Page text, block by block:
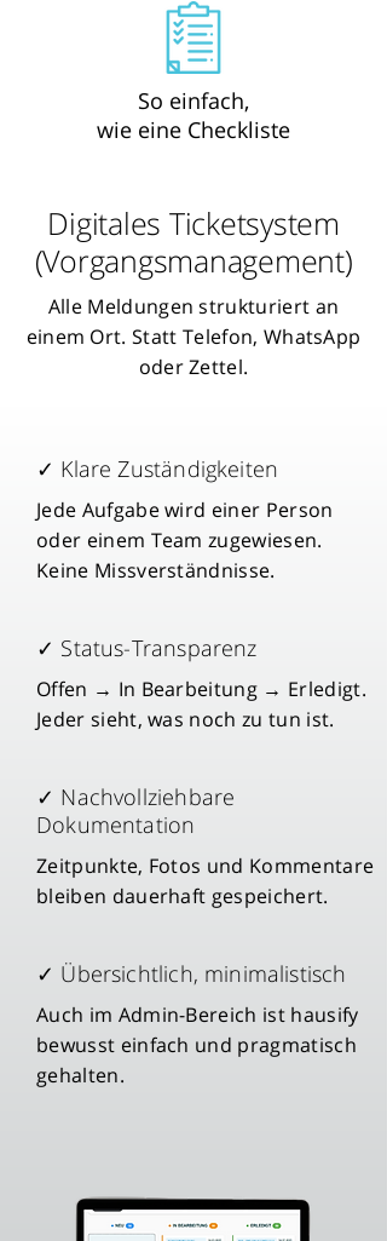
So einfach,
wie eine Checkliste
Digitales Ticketsystem
(Vorgangsmanagement)
Alle Meldungen strukturiert an
einem Ort. Statt Telefon, WhatsApp
oder Zettel.
✓ Klare Zuständigkeiten
Jede Aufgabe wird einer Person
oder einem Team zugewiesen.
Keine Missverständnisse.
✓ Status-Transparenz
Offen → In Bearbeitung → Erledigt.
Jeder sieht, was noch zu tun ist.
✓ Nachvollziehbare
Dokumentation
Zeitpunkte, Fotos und Kommentare
bleiben dauerhaft gespeichert.
✓ Übersichtlich, minimalistisch
Auch im Admin-Bereich ist hausify
bewusst einfach und pragmatisch
gehalten.